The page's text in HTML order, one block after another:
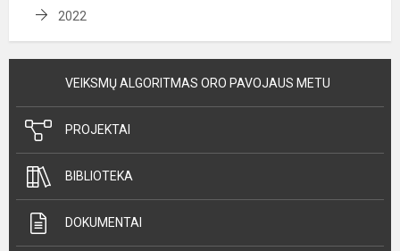
2022
VEIKSMŲ ALGORITMAS ORO PAVOJAUS METU
PROJEKTAI
BIBLIOTEKA
DOKUMENTAI